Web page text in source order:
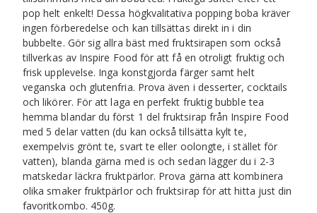
pop helt enkelt! Dessa högkvalitativa popping boba kräver
ingen förberedelse och kan tillsättas direkt in i din
bubbelte. Gör sig allra bäst med fruktsirapen som också
tillverkas av Inspire Food för att få en otroligt fruktig och
frisk upplevelse. Inga konstgjorda färger samt helt
veganska och glutenfria. Prova även i desserter, cocktails
och likörer. För att laga en perfekt fruktig bubble tea
hemma blandar du först 1 del fruktsirap från Inspire Food
med 5 delar vatten (du kan också tillsätta kylt te,
exempelvis grönt te, svart te eller oolongte, i stället för
vatten), blanda gärna med is och sedan lägger du i 2-3
matskedar läckra fruktpärlor. Prova gärna att kombinera
olika smaker fruktpärlor och fruktsirap för att hitta just din
favoritkombo. 450g.